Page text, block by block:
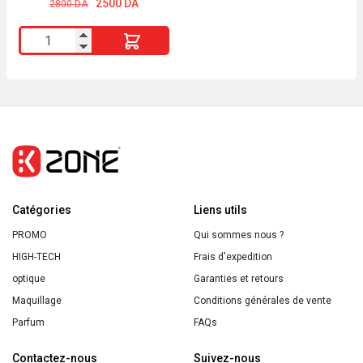
2800DA
initial
était :
2800 DA.
2500 DA
actuel
est :
2500 DA.
quantité
de
Corps
Algue
&
Criste
Marine
390ml
Catégories
PROMO
HIGH-TECH
optique
Maquillage
Parfum
Liens utils
Qui sommes nous ?
Frais d'expedition
Garanties et retours
Conditions générales de vente
FAQs
Contactez-nous Suivez-nous